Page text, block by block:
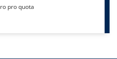
pro quota